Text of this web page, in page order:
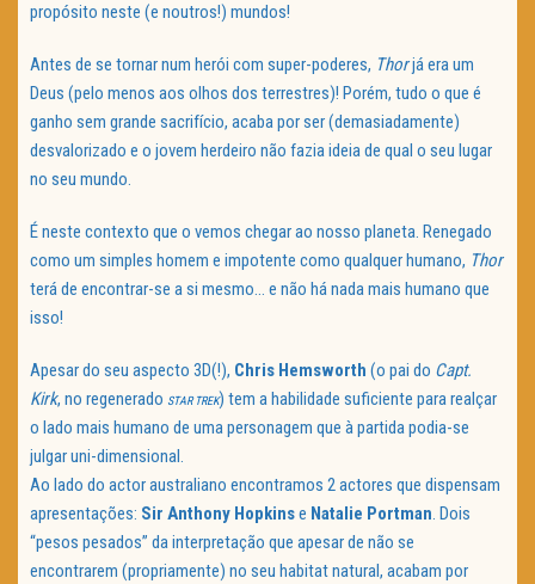
propósito neste (e noutros!) mundos!
Antes de se tornar num herói com super-poderes, Thorjá era um
Deus (pelo menos aos olhos dos terrestres)! Porém, tudo o que é
ganho sem grande sacrifício, acaba por ser (demasiadamente)
desvalorizado e o jovem herdeiro não fazia ideia de qual o seu lugar
no seu mundo.
É neste contexto que o vemos chegar ao nosso planeta. Renegado
como um simples homem e impotente como qualquer humano, Thor
terá de encontrar-se a si mesmo… e não há nada mais humano que
isso!
Apesar do seu aspecto 3D(!), Chris Hemsworth (o pai do Capt.
Kirk, no regenerado STAR TREK) tem a habilidade suficiente para realçar
o lado mais humano de uma personagem que à partida podia-se
julgar uni-dimensional.
Ao lado do actor australiano encontramos 2 actores que dispensam
apresentações: Sir Anthony Hopkinse Natalie Portman. Dois
“pesos pesados” da interpretação que apesar de não se
encontrarem (propriamente) no seu habitat natural, acabam por